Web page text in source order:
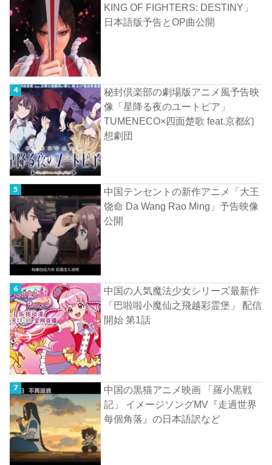
KING OF FIGHTERS: DESTINY」
日本語版予告とOP曲公開
秘封倶楽部の劇場版アニメ風予告映
像「星降る夜のユートピア」
TUMENECO×四面楚歌 feat.京都幻
想劇団
中国テンセントの新作アニメ「大王
饶命 Da Wang Rao Ming」予告映像
公開
中国の人気魔法少女シリーズ最新作
「巴啦啦小魔仙之飛越彩霊堡」 配信
開始 第1話
中国の黒猫アニメ映画 「羅小黒戦
記」 イメージソングMV『走過世界
每個角落』の日本語訳など